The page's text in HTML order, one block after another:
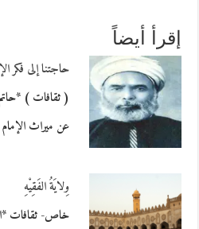
إقرأ أيضاً
حاجتنا إلى فكر
( ثقافات )
عن ميراث
وِلايَةُ الفَقِيْهِ
خاص- ثقافات